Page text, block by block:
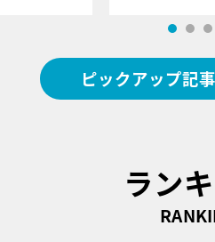
ピックアップ記
ラン